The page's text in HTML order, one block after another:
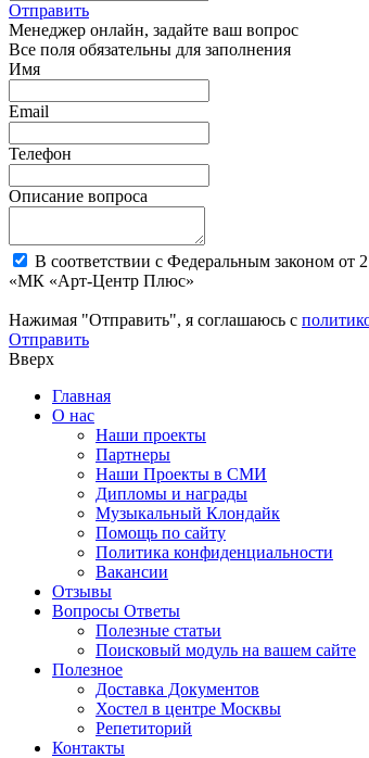
Отправить
Менеджер онлайн, задайте ваш вопрос
Все поля обязательны для заполнения
Имя
Email
Телефон
Описание вопроса
В соответствии с Федеральным законом
«МК «Арт-Центр Плюс»
Нажимая "Отправить", я соглашаюсь с
Отправить
Вверх
Главная
О нас
Наши проекты
Партнеры
Наши Проекты в СМИ
Дипломы и награды
Музыкальный Клондайк
Помощь по сайту
Политика конфиденциальности
Вакансии
Отзывы
Вопросы Ответы
Полезные статьи
Поисковый модуль на вашем сайте
Полезное
Доставка Документов
Хостел в центре Москвы
Репетиторий
Контакты